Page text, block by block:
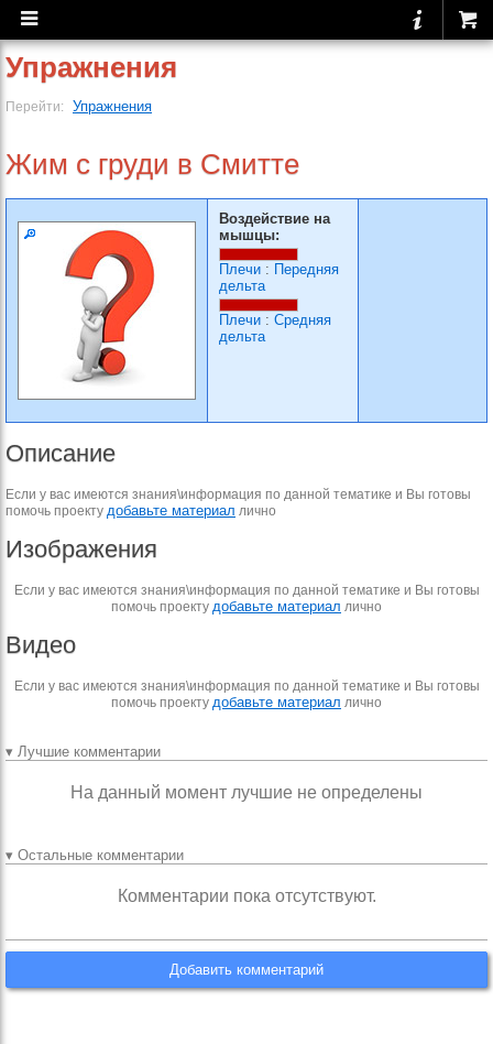
Упражнения
Перейти: Упражнения
Жим с груди в Смитте
Воздействие на
мышцы:
Плечи : Передняя
дельта
Плечи : Средняя
дельта
Описание
Если у вас имеются знания\информация по данной тематике и Вы готовы
помочь проекту добавьте материал лично
Изображения
Если у вас имеются знания\информация по данной тематике и Вы готовы
помочь проекту добавьте материал лично
Видео
Если у вас имеются знания\информация по данной тематике и Вы готовы
помочь проекту добавьте материал лично
▾ Лучшие комментарии
На данный момент лучшие не определены
▾ Остальные комментарии
Комментарии пока отсутствуют.
Добавить комментарий